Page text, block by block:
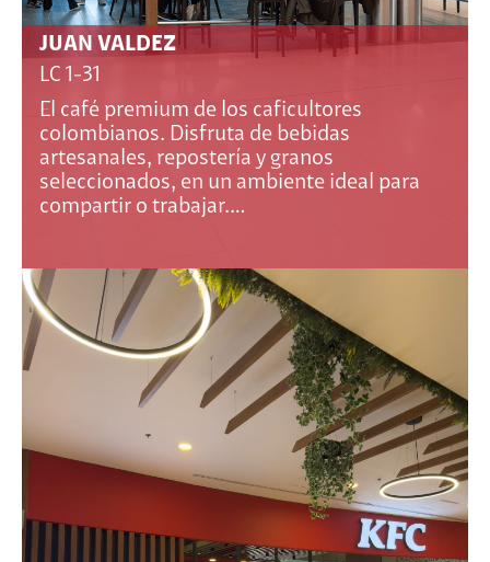
JUAN VALDEZ
LC 1-31
El café premium de los caficultores
colombianos. Disfruta de bebidas
artesanales, repostería y granos
seleccionados, en un ambiente ideal para
compartir o trabajar.…